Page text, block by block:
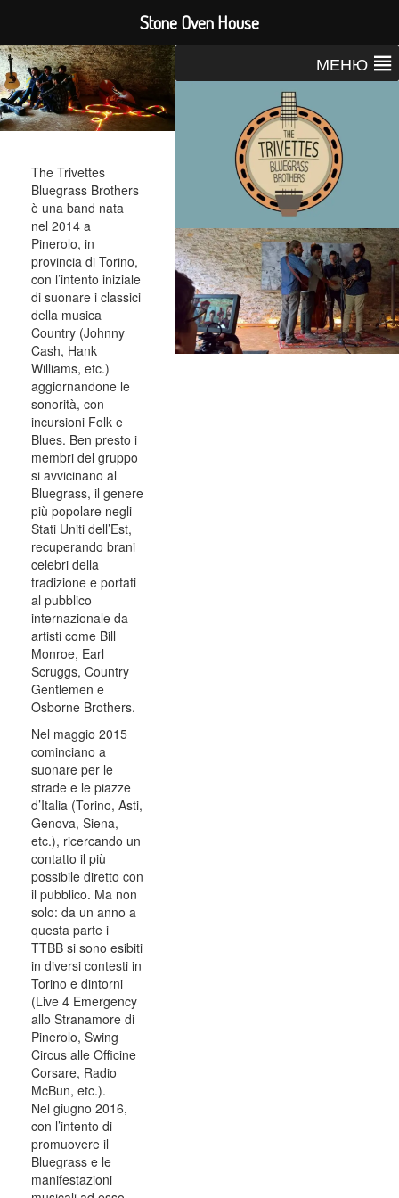
The Trivettes
Bluegrass Brothers
è una band nata
nel 2014 a
Pinerolo, in
provincia di Torino,
con l’intento iniziale
di suonare i classici
della musica
Country (Johnny
Cash, Hank
Williams, etc.)
aggiornandone le
sonorità, con
incursioni Folk e
Blues. Ben presto i
membri del gruppo
si avvicinano al
Bluegrass, il genere
più popolare negli
Stati Uniti dell’Est,
recuperando brani
celebri della
tradizione e portati
al pubblico
internazionale da
artisti come Bill
Monroe, Earl
Scruggs, Country
Gentlemen e
Osborne Brothers.
Nel maggio 2015
cominciano a
suonare per le
strade e le piazze
d’Italia (Torino, Asti,
Genova, Siena,
etc.), ricercando un
contatto il più
possibile diretto con
il pubblico. Ma non
solo: da un anno a
questa parte i
TTBB si sono esibiti
in diversi contesti in
Torino e dintorni
(Live 4 Emergency
allo Stranamore di
Pinerolo, Swing
Circus alle Officine
Corsare, Radio
McBun, etc.).
Nel giugno 2016,
con l’intento di
promuovere il
Bluegrass e le
manifestazioni
МЕНЮ
Stone Oven House